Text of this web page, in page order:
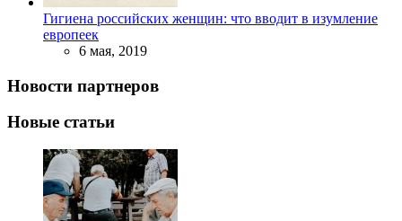
Гигиена российских женщин: что вводит в изумление
европеек
6 мая, 2019
Новости партнеров
Новые статьи